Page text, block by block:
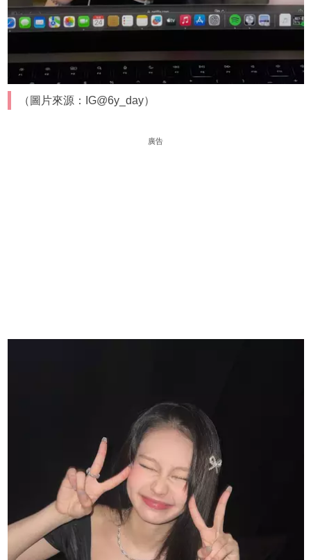
（圖片來源：IG@6y_day）
廣告